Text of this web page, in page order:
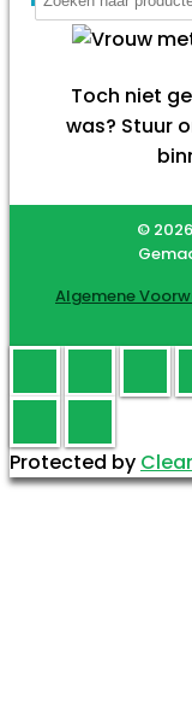
Toch niet
was? Stuur
©
Algemene
Protected by